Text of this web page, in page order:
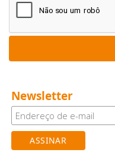
Newsletter